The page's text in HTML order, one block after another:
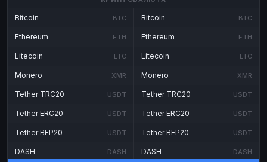
Bitcoin BTC
Ethereum ETH
Litecoin LTC
Monero XMR
Tether TRC20 USDT
Tether ERC20 USDT
Tether BEP20 USDT
DASH DASH
Bitcoin BTC
Ethereum ETH
Litecoin LTC
Monero XMR
Tether TRC20 USDT
Tether ERC20 USDT
Tether BEP20 USDT
DASH DASH